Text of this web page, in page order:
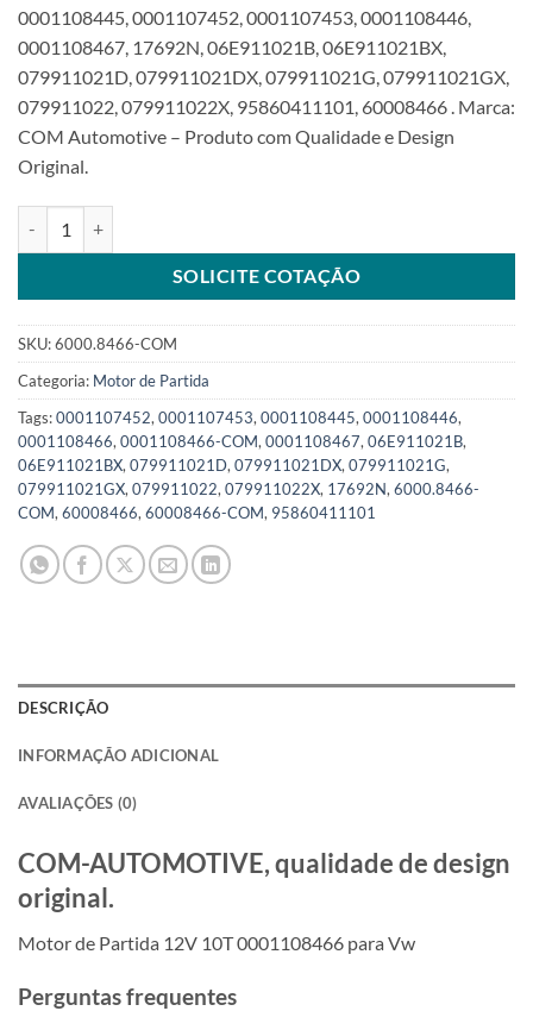
0001108445, 0001107452, 0001107453, 0001108446,
0001108467, 17692N, 06E911021B, 06E911021BX,
079911021D, 079911021DX, 079911021G, 079911021GX,
079911022, 079911022X, 95860411101, 60008466 . Marca:
COM Automotive – Produto com Qualidade e Design
Original.
SOLICITE COTAÇÃO
SKU:6000.8466-COM
Categoria: Motor de Partida
Tags:0001107452, 0001107453, 0001108445, 0001108446,
0001108466, 0001108466-COM, 0001108467, 06E911021B,
06E911021BX, 079911021D, 079911021DX, 079911021G,
079911021GX, 079911022, 079911022X, 17692N, 6000.8466-
COM, 60008466, 60008466-COM, 95860411101
DESCRIÇÃO
INFORMAÇÃO ADICIONAL
AVALIAÇÕES (0)
COM-AUTOMOTIVE, qualidade de design
original.
Motor de Partida 12V 10T 0001108466 para Vw
Perguntas frequentes